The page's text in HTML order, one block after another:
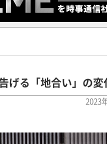
げる「地合い」の変
2023